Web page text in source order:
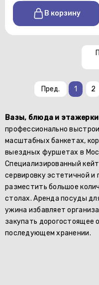
В корзину
Пред. 1 2
Вазы, блюда и этажерки
профессионально
масштабных банкетах,
выездных фуршетах в
Специализированный
сервировку эстетичной и
разместить большое
столах. Аренда посуды
ужина избавляет
закупать дорогостоящее
последующем хранении.